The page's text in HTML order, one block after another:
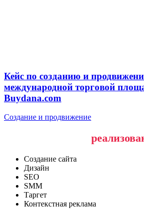
Кейс по созданию и
международной торговой
Buydana.com
Создание и продвижение
Создание сайта
Дизайн
SEO
SMM
Таргет
Контекстная реклама